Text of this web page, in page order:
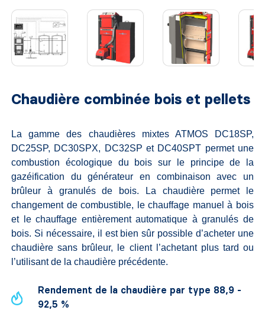
Chaudière combinée bois et pellets
La gamme des chaudières mixtes ATMOS DC18SP,
DC25SP, DC30SPX, DC32SP et DC40SPT permet une
combustion écologique du bois sur le principe de la
gazéification du générateur en combinaison avec un
brûleur à granulés de bois. La chaudière permet le
changement de combustible, le chauffage manuel à bois
et le chauffage entièrement automatique à granulés de
bois. Si nécessaire, il est bien sûr possible d’acheter une
chaudière sans brûleur, le client l’achetant plus tard ou
l’utilisant de la chaudière précédente.
Rendement de la chaudière par type 88,9 -
92,5 %